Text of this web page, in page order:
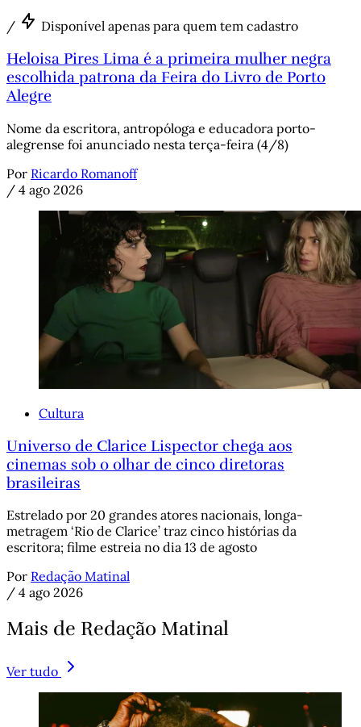
/ Disponível apenas para quem tem cadastro
Heloisa Pires Lima é a primeira mulher negra
escolhida patrona da Feira do Livro de Porto
Alegre
Nome da escritora, antropóloga e educadora porto-
alegrense foi anunciado nesta terça-feira (4/8)
Por Ricardo Romanoff
/ 4 ago 2026
Cultura
Universo de Clarice Lispector chega aos
cinemas sob o olhar de cinco diretoras
brasileiras
Estrelado por 20 grandes atores nacionais, longa-
metragem ‘Rio de Clarice’ traz cinco histórias da
escritora; filme estreia no dia 13 de agosto
Por Redação Matinal
/ 4 ago 2026
Mais de Redação Matinal
Ver tudo